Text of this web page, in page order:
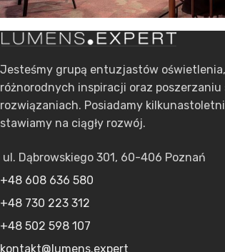
Jesteśmy grupą entuzjastów
różnorodnych inspiracji oraz
rozwiązaniach. Posiadamy
stawiamy na ciągły rozwój.
ul. Dąbrowskiego 301, 60-406 Poznań
+48 608 636 580
+48 730 223 312
+48 502 598 107
kontakt@lumens.expert